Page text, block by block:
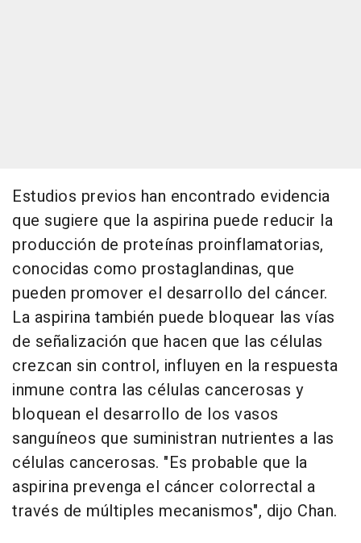
Estudios previos han encontrado evidencia
que sugiere que la aspirina puede reducir la
producción de proteínas proinflamatorias,
conocidas como prostaglandinas, que
pueden promover el desarrollo del cáncer.
La aspirina también puede bloquear las vías
de señalización que hacen que las células
crezcan sin control, influyen en la respuesta
inmune contra las células cancerosas y
bloquean el desarrollo de los vasos
sanguíneos que suministran nutrientes a las
células cancerosas. "Es probable que la
aspirina prevenga el cáncer colorrectal a
través de múltiples mecanismos", dijo Chan.